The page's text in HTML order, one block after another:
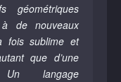
géométriques
de nouveaux
fois sublime et
que d’une
Un langage